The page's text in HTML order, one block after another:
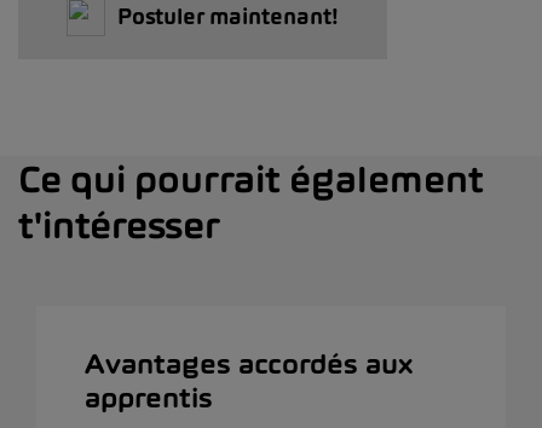
Postuler maintenant!
Ce qui pourrait également
t'intéresser
Avantages accordés aux
apprentis